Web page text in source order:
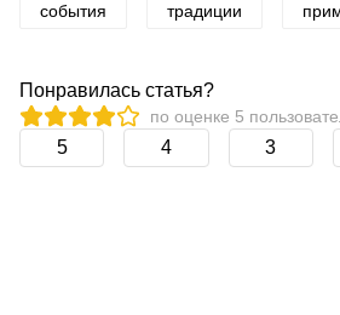
события традиции
Понравилась статья?
по оценке 5
5 4 3